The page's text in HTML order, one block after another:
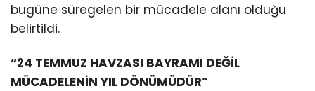
bugüne süregelen bir mücadele alanı olduğu
belirtildi.
“24 TEMMUZ HAVZASI BAYRAMI DEĞİL
MÜCADELENİN YIL DÖNÜMÜDÜR”